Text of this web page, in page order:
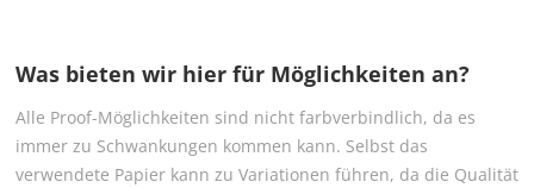
Was bieten wir hier für Möglichkeiten an?
Alle Proof-Möglichkeiten sind nicht farbverbindlich, da es
immer zu Schwankungen kommen kann. Selbst das
verwendete Papier kann zu Variationen führen, da die Qualität